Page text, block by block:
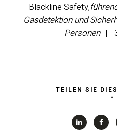
Blackline Safety,
Gasdetektion und
Personen
TEILEN SIE
“